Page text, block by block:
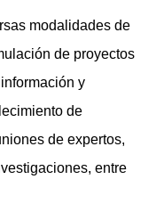
modalidades de
de proyectos
y
de
de expertos,
entre